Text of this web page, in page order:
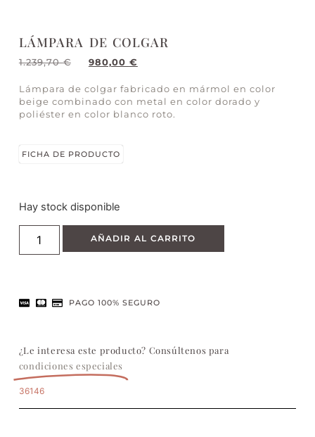
LÁMPARA DE COLGAR
1.239,70€ 980,00 €
Lámpara de colgar fabricado en mármol en color
beige combinado con metal en color dorado y
poliéster en color blanco roto.
FICHA DE PRODUCTO
Hay stock disponible
AÑADIR AL CARRITO
PAGO 100% SEGURO
¿Le interesa este producto? Consúltenos para
condiciones especiales
36146